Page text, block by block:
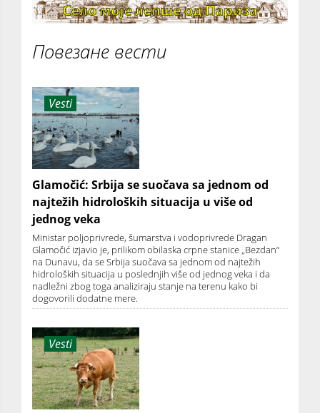
Повезане вести
Vesti
Glamočić: Srbija se suočava sa jednom od
najtežih hidroloških situacija u više od
jednog veka
Ministar poljoprivrede, šumarstva i vodoprivrede Dragan
Glamočić izjavio je, prilikom obilaska crpne stanice „Bezdan“
na Dunavu, da se Srbija suočava sa jednom od najtežih
hidroloških situacija u poslednjih više od jednog veka i da
nadležni zbog toga analiziraju stanje na terenu kako bi
dogovorili dodatne mere.
Vesti